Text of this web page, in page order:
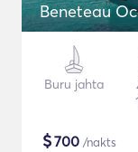
Beneteau
Buru jahta
$700 /nakts